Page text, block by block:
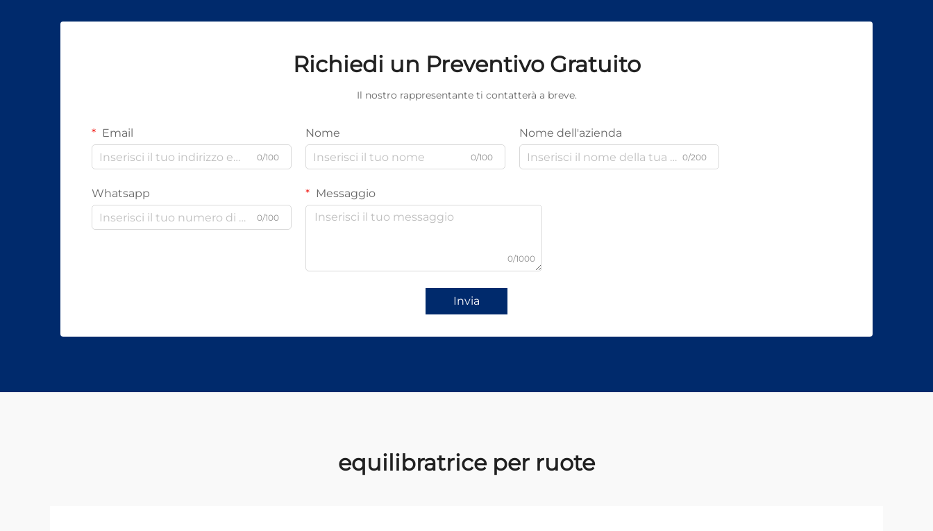
Richiedi un Preventivo Gratuito
Il nostro rappresentante ti contatterà a breve.
Email
0/100
Nome
0/100
Nome dell'azienda
0/200
Whatsapp
0/100
Messaggio
0/1000
Invia
equilibratrice per ruote